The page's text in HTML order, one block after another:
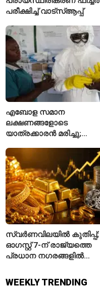
പരീക്ഷിച്ച് വാട്‌സ്ആപ്പ്
എബോള സമാന
ലക്ഷണങ്ങളോടെ
യാത്രക്കാരൻ മരിച്ചു;
യാത്രക്കാരെ
നിരീക്ഷണത്തിൽ
സ്വർണവിലയിൽ കുതിപ്പ്;
ഓഗസ്റ്റ് 7-ന് രാജ്യത്തെ
പ്രധാന നഗരങ്ങളിൽ
WEEKLY TRENDING